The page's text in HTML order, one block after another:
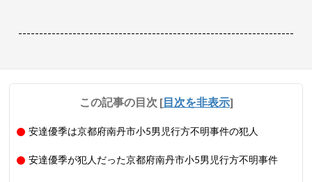
------------------------------------------------------------------
この記事の目次 [目次を非表示]
安達優季は京都府南丹市小5男児行方不明事件の犯人
安達優季が犯人だった京都府南丹市小5男児行方不明事件